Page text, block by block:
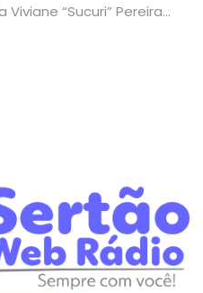
“Sucuri” Pereira